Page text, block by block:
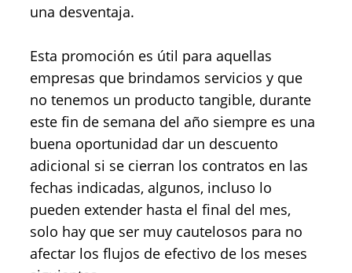
una desventaja.
Esta promoción es útil para aquellas
empresas que brindamos servicios y que
no tenemos un producto tangible, durante
este fin de semana del año siempre es una
buena oportunidad dar un descuento
adicional si se cierran los contratos en las
fechas indicadas, algunos, incluso lo
pueden extender hasta el final del mes,
solo hay que ser muy cautelosos para no
afectar los flujos de efectivo de los meses